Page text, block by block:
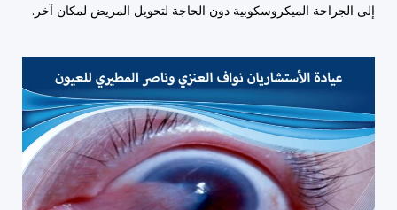
إلى الجراحة الميكروسكوبية دون الحاجة لتحويل المريض لمكان آخر.